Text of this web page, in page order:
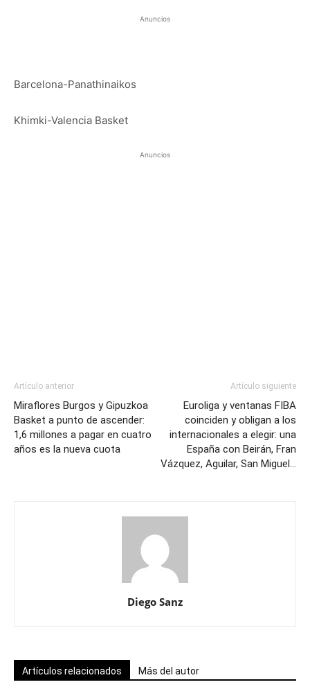
Anuncios
Barcelona-Panathinaikos
Khimki-Valencia Basket
Anuncios
Artículo anterior
Miraflores Burgos y Gipuzkoa
Basket a punto de ascender:
1,6 millones a pagar en cuatro
años es la nueva cuota
Artículo siguiente
Euroliga y ventanas FIBA
coinciden y obligan a los
internacionales a elegir: una
España con Beirán, Fran
Vázquez, Aguilar, San Miguel…
Diego Sanz
Artículos relacionados Más del autor